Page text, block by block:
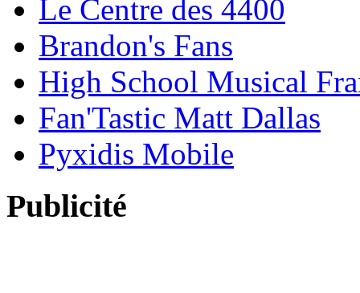
Le Centre des 4400
Brandon's Fans
High School Musical
Fan'Tastic Matt Dallas
Pyxidis Mobile
Publicité